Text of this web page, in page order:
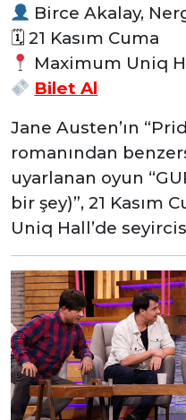
Birce Akalay,
🗓 21 Kasım Cuma
Maximum Uniq
Bilet Al
Jane Austen’ın
romanından
uyarlanan oyun
bir şey)”, 21 Kasım
Uniq Hall’de